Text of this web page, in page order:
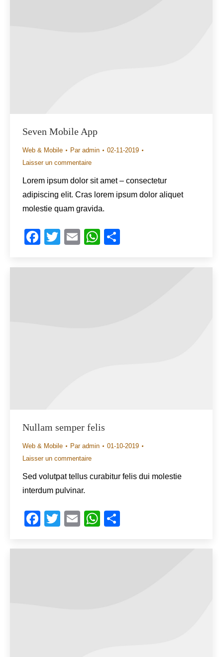
Seven Mobile App
Web & Mobile Par admin
02-11-2019
Laisser un commentaire
Lorem ipsum dolor sit amet – consectetur
adipiscing elit. Cras lorem ipsum dolor aliquet
molestie quam gravida.
Facebook
Twitter
EmailWhatsApp
Nullam semper felis
Web & Mobile Par admin
01-10-2019
Laisser un commentaire
Sed volutpat tellus curabitur felis dui molestie
interdum pulvinar.
Facebook
Twitter
EmailWhatsApp